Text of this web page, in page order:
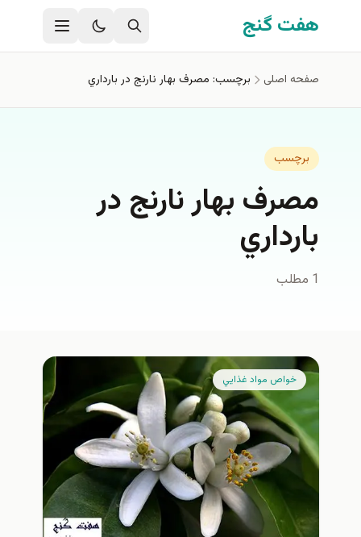
رفتن به محتوای اصلی
هفت گنج
صفحه اصلی برچسب: مصرف بهار نارنج در بارداري
برچسب
مصرف بهار نارنج در
بارداري
1 مطلب
خواص مواد غذايي